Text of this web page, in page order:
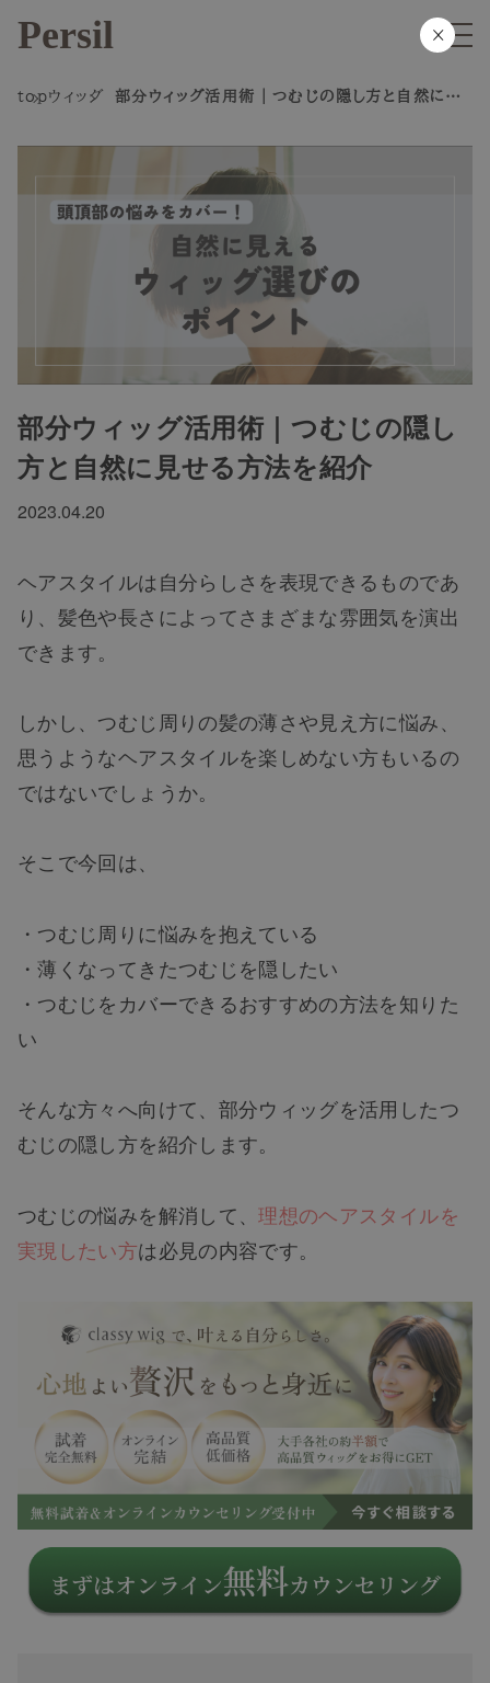
Persil
topウィッグ
部分ウィッグ活用術｜つむじの隠し方と自然に見
部分ウィッグ活用術｜つむじの隠し
方と自然に見せる方法を紹介
2023.04.20
ヘアスタイルは自分らしさを表現できるものであ
り、髪色や長さによってさまざまな雰囲気を演出
できます。
しかし、つむじ周りの髪の薄さや見え方に悩み、
思うようなヘアスタイルを楽しめない方もいるの
ではないでしょうか。
そこで今回は、
・つむじ周りに悩みを抱えている
・薄くなってきたつむじを隠したい
・つむじをカバーできるおすすめの方法を知りた
い
そんな方々へ向けて、部分ウィッグを活用したつ
むじの隠し方を紹介します。
つむじの悩みを解消して、理想のヘアスタイルを
実現したい方は必見の内容です。
×